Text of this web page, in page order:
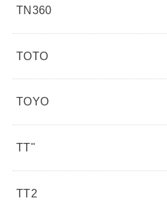
TN360
TOTO
TOYO
TT"
TT2